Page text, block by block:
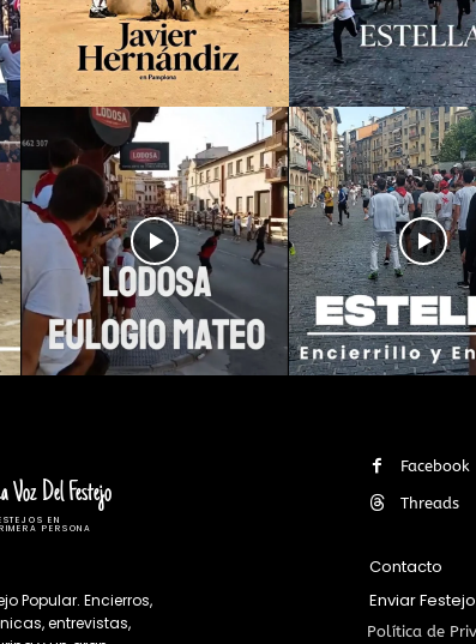
Voz Del Festejo
EN
PERSONA
Popular. Encierros,
entrevistas,
Facebook
Threads
Contacto
Enviar Festejo
Política de